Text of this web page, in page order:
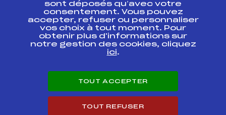
Antidopage
Pôle Développement, Formation, Suivi
Scientifique
Listes ministérielles
Pôle vie de l’athlète
Enseignement professionnel
Carrières
sont déposés qu’avec votre
consentement. Vous pouvez
accepter, refuser ou personnaliser
vos choix à tout moment. Pour
obtenir plus d'informations sur
notre gestion des cookies, cliquez
ici.
TOUT ACCEPTER
TOUT REFUSER